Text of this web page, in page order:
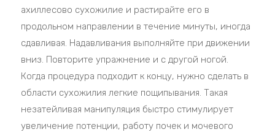
ахиллесово сухожилие и растирайте его в
продольном направлении в течение минуты, иногда
сдавливая. Надавливания выполняйте при движении
вниз. Повторите упражнение и с другой ногой.
Когда процедура подходит к концу, нужно сделать в
области сухожилия легкие пощипывания. Такая
незатейливая манипуляция быстро стимулирует
увеличение потенции, работу почек и мочевого